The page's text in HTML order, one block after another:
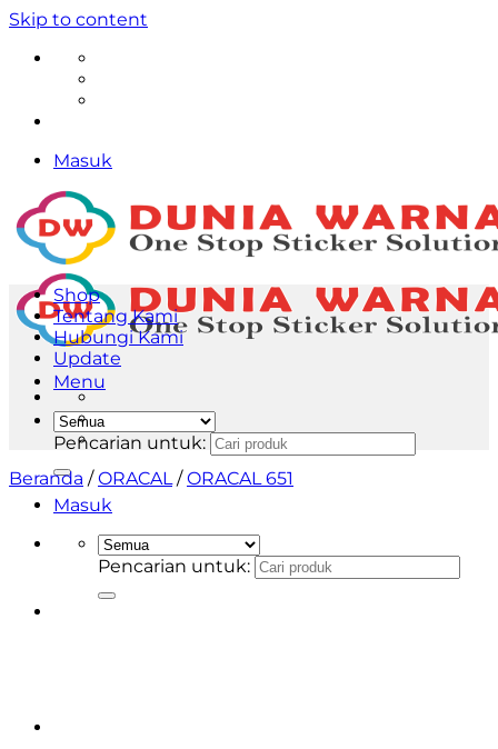
Skip to content
Masuk
Menu
Pencarian untuk:
Masuk
Pencarian untuk:
Shop
Tentang Kami
Hubungi Kami
Update
Beranda / ORACAL / ORACAL 651